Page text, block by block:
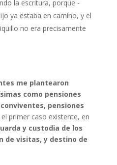
la escritura, porque -
ya estaba en camino, y el
no era precisamente
me plantearon
como pensiones
pensiones
el primer caso existente, en
y custodia de los
de visitas, y destino de